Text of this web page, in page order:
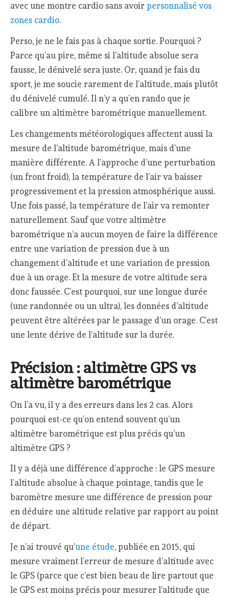
avec une montre cardio sans avoirpersonnalisé vos
zones cardio.
Perso, je ne le fais pas à chaque sortie. Pourquoi ?
Parce qu’au pire, même si l’altitude absolue sera
fausse, le dénivelé sera juste. Or, quand je fais du
sport, je me soucie rarement de l’altitude, mais plutôt
du dénivelé cumulé. Il n’y a qu’en rando que je
calibre un altimètre barométrique manuellement.
Les changements météorologiques affectent aussi la
mesure de l’altitude barométrique, mais d’une
manière différente. A l’approche d’une perturbation
(un front froid), la température de l’air va baisser
progressivement et la pression atmosphérique aussi.
Une fois passé, la température de l’air va remonter
naturellement. Sauf que votre altimètre
barométrique n’a aucun moyen de faire la différence
entre une variation de pression due à un
changement d’altitude et une variation de pression
due à un orage. Et la mesure de votre altitude sera
donc faussée. C’est pourquoi, sur une longue durée
(une randonnée ou un ultra), les données d’altitude
peuvent être altérées par le passage d’un orage. C’est
une lente dérive de l’altitude sur la durée.
Précision : altimètre GPS vs
altimètre barométrique
On l’a vu, il y a des erreurs dans les 2 cas. Alors
pourquoi est-ce qu’on entend souvent qu’un
altimètre barométrique est plus précis qu’un
altimètre GPS ?
Il y a déjà une différence d’approche : le GPS mesure
l’altitude absolue à chaque pointage, tandis que le
baromètre mesure une différence de pression pour
en déduire une altitude relative par rapport au point
de départ.
Je n’ai trouvé qu’une étude, publiée en 2015, qui
mesure vraiment l’erreur de mesure d’altitude avec
le GPS (parce que c’est bien beau de lire partout que
le GPS est moins précis pour mesurer l’altitude que